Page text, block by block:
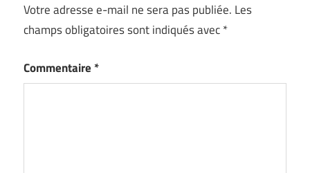
Votre adresse e-mail ne sera pas publiée. Les
champs obligatoires sont indiqués avec*
Commentaire *